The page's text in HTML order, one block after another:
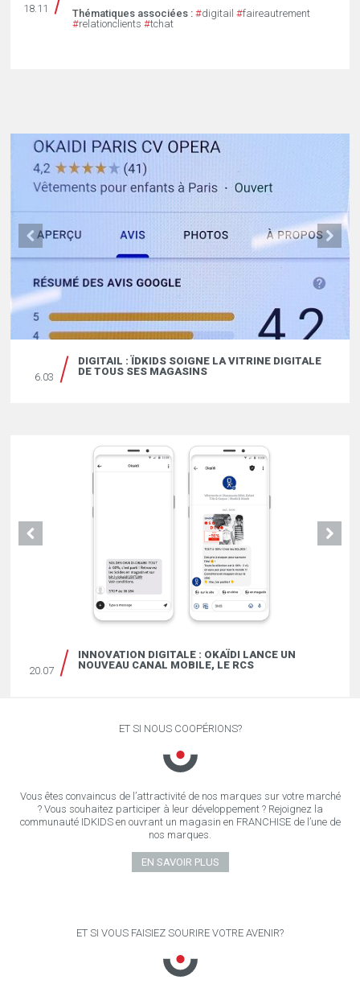
18.11
Thématiques associées : #digitail #faireautrement
#relationclients #tchat
6.03
DIGITAIL : ÏDKIDS SOIGNE LA VITRINE DIGITALE
DE TOUS SES MAGASINS
20.07
INNOVATION DIGITALE : OKAÏDI LANCE UN
NOUVEAU CANAL MOBILE, LE RCS
ET SI NOUS COOPÉRIONS?
Vous êtes convaincus de l’attractivité de nos marques sur votre marché
? Vous souhaitez participer à leur développement ? Rejoignez la
communauté IDKIDS en ouvrant un magasin en FRANCHISE de l’une de
nos marques.
EN SAVOIR PLUS
ET SI VOUS FAISIEZ SOURIRE VOTRE AVENIR?